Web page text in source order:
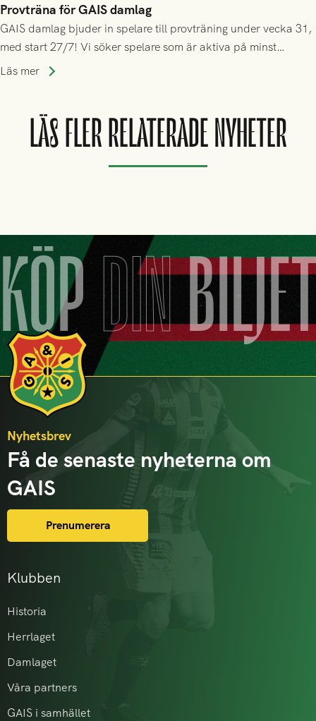
Provträna för GAIS damlag
GAIS damlag bjuder in spelare till provträning under vecka 31,
med start 27/7! Vi söker spelare som är aktiva på minst
division 3-nivå.
Läs mer
LÄS FLER RELATERADE NYHETER
KÖPDIN
Klubben
Historia
Herrlaget
Damlaget
Våra partners
GAIS i samhället
Nyhetsbrev
Få de senaste nyheterna om
GAIS
Prenumerera